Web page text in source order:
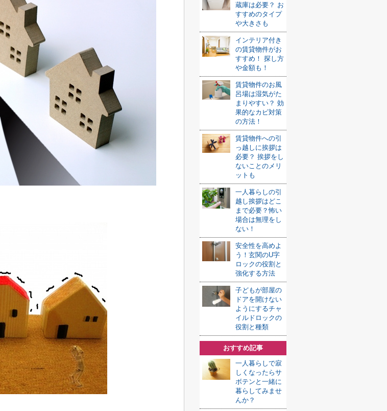
蔵庫は必要？ お
すすめのタイプ
や大きさも
インテリア付き
の賃貸物件がお
すすめ！ 探し方
や金額も！
賃貸物件のお風
呂場は湿気がた
まりやすい？ 効
果的なカビ対策
の方法！
賃貸物件への引
っ越しに挨拶は
必要？ 挨拶をし
ないことのメリ
ットも
一人暮らしの引
越し挨拶はどこ
まで必要？怖い
場合は無理をし
ない！
安全性を高めよ
う！玄関のU字
ロックの役割と
強化する方法
子どもが部屋の
ドアを開けない
ようにするチャ
イルドロックの
役割と種類
おすすめ記事
一人暮らしで寂
しくなったらサ
ボテンと一緒に
暮らしてみませ
んか？